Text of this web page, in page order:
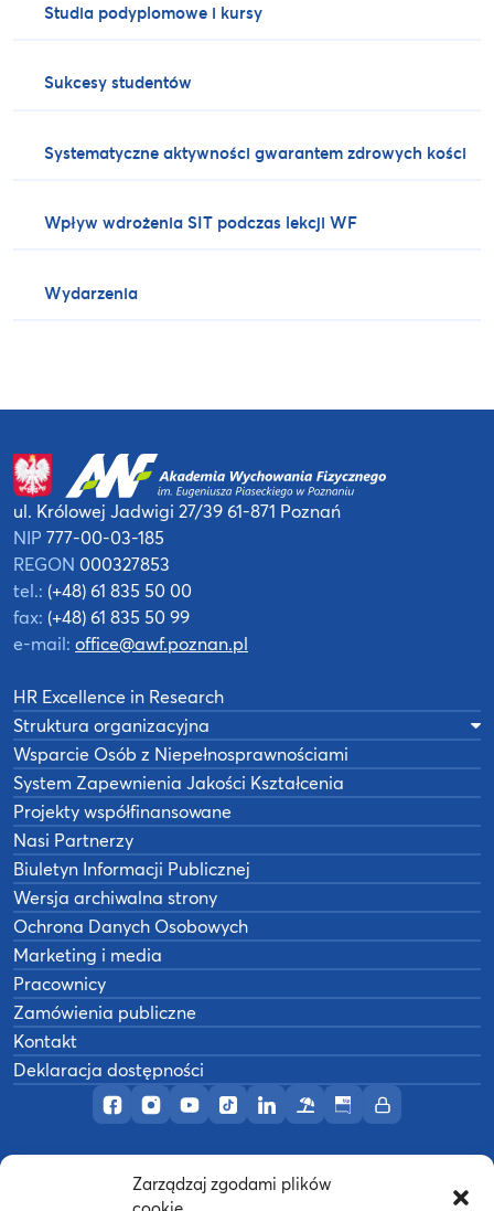
Zarządzaj zgodami plików
Studia podyplomowe i kursy
Sukcesy studentów
Systematyczne aktywności gwarantem zdrowych kości
Wpływ wdrożenia SIT podczas lekcji WF
Wydarzenia
Profil AWF Poznań w serwisie Facebook
Profil AWF Poznań w serwisie Instagram
Profil AWF Poznań w serwisie YouTube
Profil AWF Poznań w serwisie
Profil AWF Poznań w
OśrodekBiuletynIntranet
ul. Królowej Jadwigi 27/3961-871 Poznań
NIP 777-00-03-185
REGON 000327853
tel.: (+48) 61 835 50 00
fax: (+48) 61 835 50 99
e-mail: office@awf.poznan.pl
HR Excellence in Research
Struktura organizacyjna
Wsparcie Osób z Niepełnosprawnościami
System Zapewnienia Jakości Kształcenia
Projekty współfinansowane
Nasi Partnerzy
Biuletyn Informacji Publicznej
Wersja archiwalna strony
Ochrona Danych Osobowych
Marketing i media
Pracownicy
Zamówienia publiczne
Kontakt
Deklaracja dostępności
Akademia Wychowania Fizycznego w